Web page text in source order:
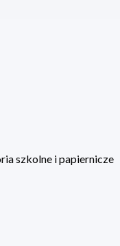
szkolne i papiernicze